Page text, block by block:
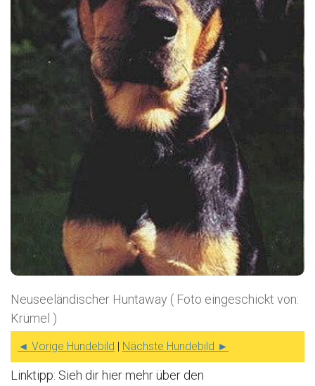
Neuseeländischer Huntaway ( Foto eingeschickt von:
Krümel )
◄ Vorige Hundebild Nächste Hundebild ►
Linktipp: Sieh dir hier mehr über den